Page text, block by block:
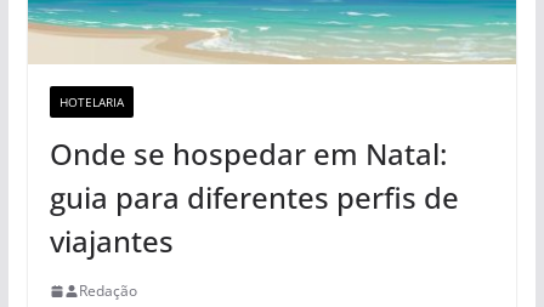
HOTELARIA
Onde se hospedar em Natal:
guia para diferentes perfis de
viajantes
Redação